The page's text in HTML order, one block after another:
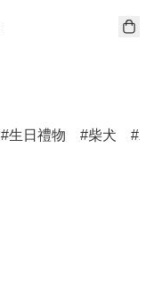
生日禮物 柴犬